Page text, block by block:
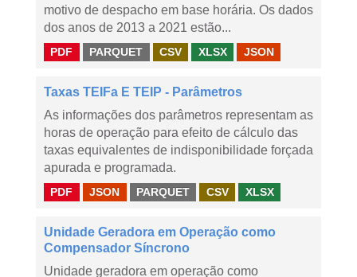
motivo de despacho em base horária. Os dados
dos anos de 2013 a 2021 estão...
PDF PARQUET CSV XLSX JSON
Taxas TEIFa E TEIP - Parâmetros
As informações dos parâmetros representam as
horas de operação para efeito de cálculo das
taxas equivalentes de indisponibilidade forçada
apurada e programada.
PDF JSON PARQUET CSV XLSX
Unidade Geradora em Operação como
Compensador Síncrono
Unidade geradora em operação como